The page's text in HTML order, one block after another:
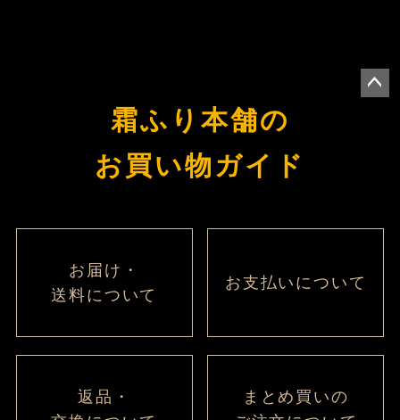
霜ふり本舗の
お買い物ガイド
お届け・
送料について
お支払いについて
返品・
まとめ買いの